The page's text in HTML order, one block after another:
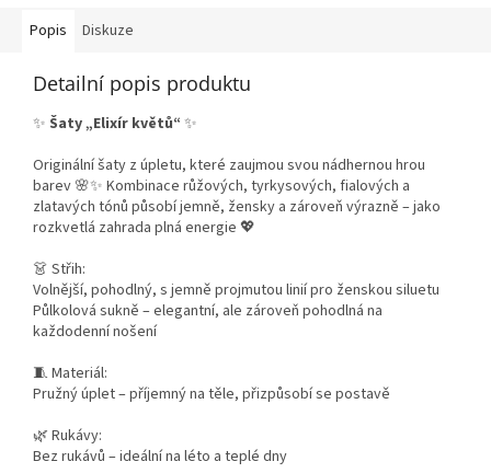
Popis Diskuze
Detailní popis produktu
✨ Šaty „Elixír květů“ ✨
Originální šaty z úpletu, které zaujmou svou nádhernou hrou
barev 🌸✨ Kombinace růžových, tyrkysových, fialových a
zlatavých tónů působí jemně, žensky a zároveň výrazně – jako
rozkvetlá zahrada plná energie 💖
👗 Střih:
Volnější, pohodlný, s jemně projmutou linií pro ženskou siluetu
Půlkolová sukně – elegantní, ale zároveň pohodlná na
každodenní nošení
🧵 Materiál:
Pružný úplet – příjemný na těle, přizpůsobí se postavě
🌿 Rukávy:
Bez rukávů – ideální na léto a teplé dny